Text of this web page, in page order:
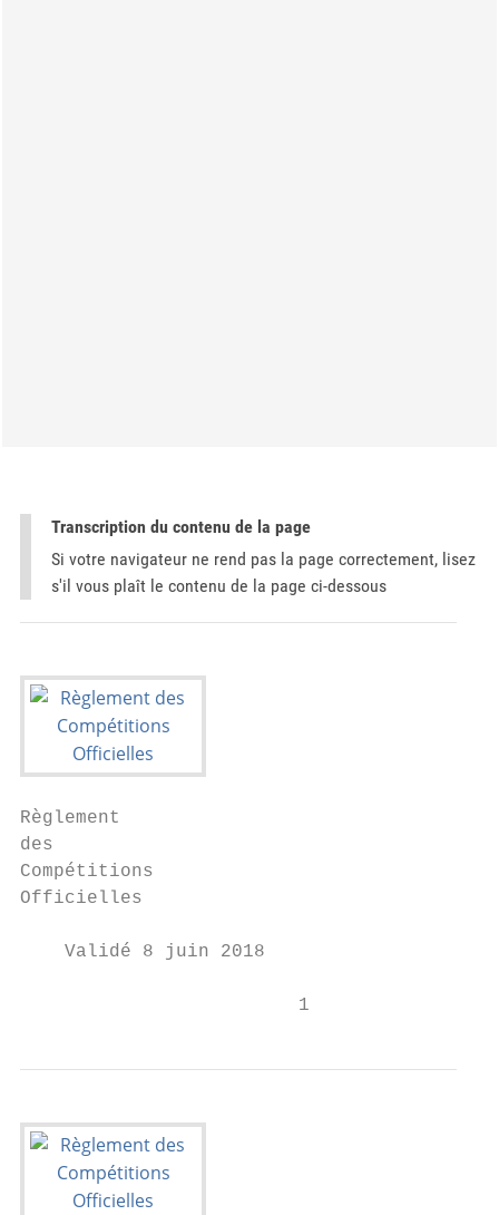
Transcription du contenu de la page
Si votre navigateur ne rend pas la page correctement, lisez
s'il vous plaît le contenu de la page ci-dessous
Règlement
des
Compétitions
Officielles
    Validé 8 juin 2018
                         1